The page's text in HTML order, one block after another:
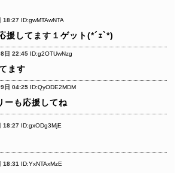
18:27 ID:gwMTAwNTA
援してます１ゲット(*´ｪ`*)
日 22:45 ID:g2OTUwNzg
ます
日 04:25 ID:QyODE2MDM
ーも応援してね
18:27 ID:gxODg3MjE
18:31 ID:YxNTAxMzE